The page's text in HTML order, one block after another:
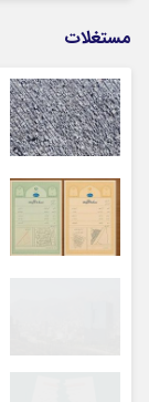
مستغلات